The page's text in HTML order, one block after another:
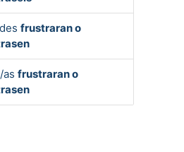
frustraran o
asfrustraran o